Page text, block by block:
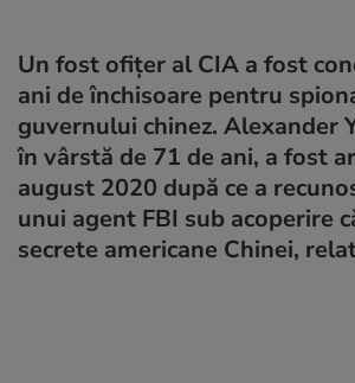
Un fost ofițer al CIA a fost
ani de închisoare pentru
guvernului chinez. Alexander
în vârstă de 71 de ani, a fost
august 2020 după ce a
unui agent FBI sub acoperire
secrete americane Chinei,